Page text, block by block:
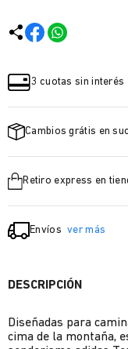
3 cuotas sin interés
Cambios grátis en
Retiro express en
Envíos ver más
DESCRIPCIÓN
Diseñadas para
cima de la montaña,